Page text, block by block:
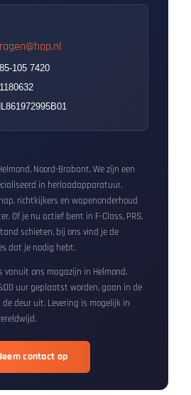
105 7420
Noord-Brabant. We zijn een
in herlaadapparatuur,
richtkijkers en wapenonderhoud
Of je nu actief bent in F-Class, PRS,
schieten, bij ons vind je de
dat je nodig hebt.
vanuit ons magazijn in Helmond.
uur geplaatst worden, gaan in de
deur uit. Levering is mogelijk in
contact op